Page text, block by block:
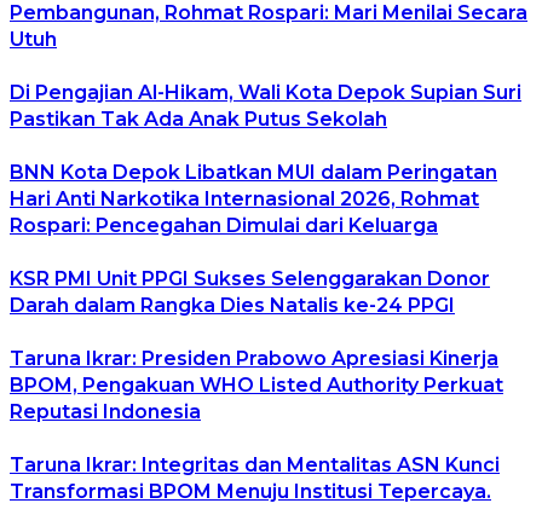
Pembangunan, Rohmat Rospari: Mari Menilai Secara
Utuh
Di Pengajian Al-Hikam, Wali Kota Depok Supian Suri
Pastikan Tak Ada Anak Putus Sekolah
BNN Kota Depok Libatkan MUI dalam Peringatan
Hari Anti Narkotika Internasional 2026, Rohmat
Rospari: Pencegahan Dimulai dari Keluarga
KSR PMI Unit PPGI Sukses Selenggarakan Donor
Darah dalam Rangka Dies Natalis ke-24 PPGI
Taruna Ikrar: Presiden Prabowo Apresiasi Kinerja
BPOM, Pengakuan WHO Listed Authority Perkuat
Reputasi Indonesia
Taruna Ikrar: Integritas dan Mentalitas ASN Kunci
Transformasi BPOM Menuju Institusi Tepercaya.